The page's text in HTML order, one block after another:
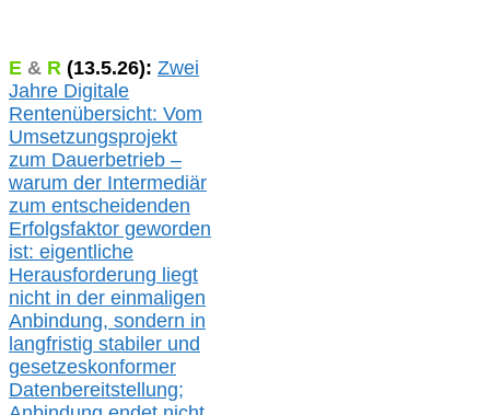
E & R (13.5.26): Zwei
Jahre Digitale
Rentenübersicht: Vom
Umsetzungsprojekt
zum Dauerbetrieb –
warum der Intermediär
zum entscheidenden
Erfolgsfaktor geworden
ist: eigentliche
Herausforderung liegt
nicht in der einmaligen
Anbindung, sondern in
langfristig stabiler und
gesetzeskonformer
Datenbereitstellung;